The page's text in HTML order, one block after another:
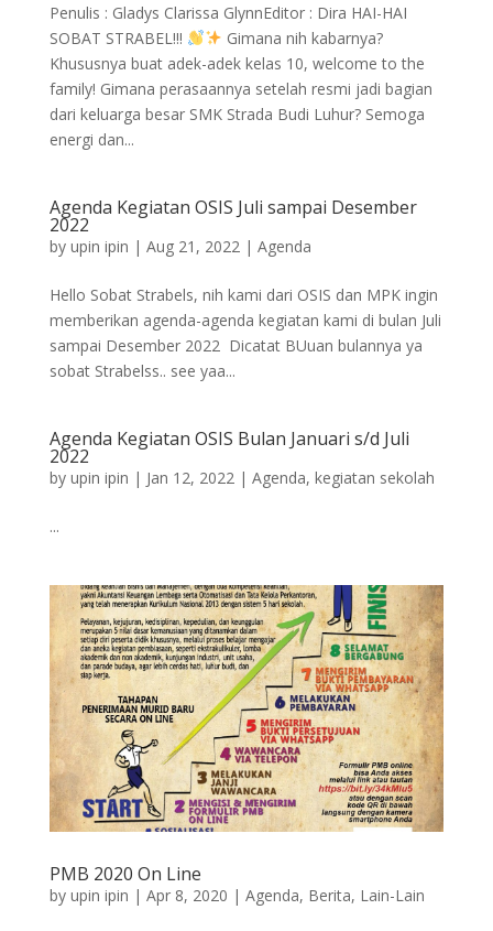
Penulis : Gladys Clarissa GlynnEditor : Dira HAI-HAI
SOBAT STRABEL!!!
Gimana nih kabarnya?
Khususnya buat adek-adek kelas 10, welcome to the
family! Gimana perasaannya setelah resmi jadi bagian
dari keluarga besar SMK Strada Budi Luhur? Semoga
energi dan...
Agenda Kegiatan OSIS Juli sampai Desember
2022
by upin ipin | Aug 21, 2022| Agenda
Hello Sobat Strabels, nih kami dari OSIS dan MPK ingin
memberikan agenda-agenda kegiatan kami di bulan Juli
sampai Desember 2022 Dicatat BUuan bulannya ya
sobat Strabelss.. see yaa...
Agenda Kegiatan OSIS Bulan Januari s/d Juli
2022
by upin ipin | Jan 12, 2022| Agenda, kegiatan sekolah
...
PMB 2020 On Line
by upin ipin | Apr 8, 2020 | Agenda, Berita, Lain-Lain